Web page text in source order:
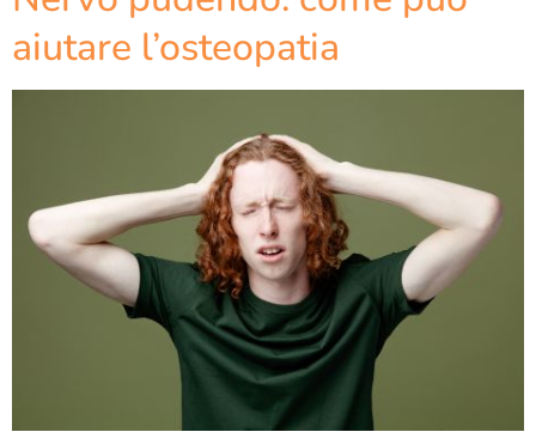
aiutare l’osteopatia